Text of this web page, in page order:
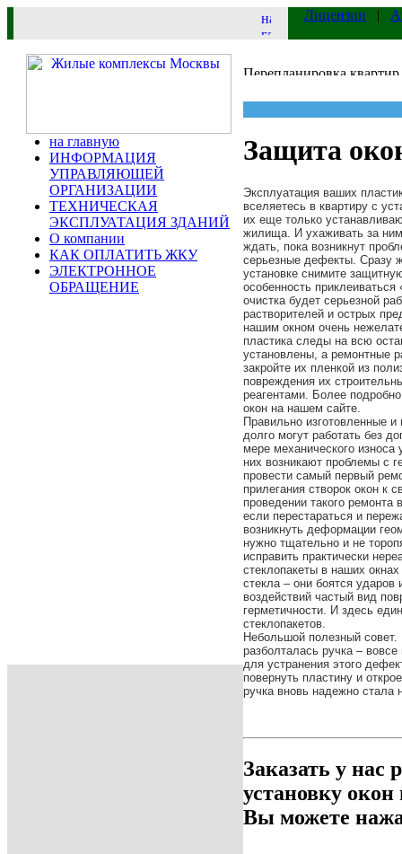
Лицензии |
на главную
ИНФОРМАЦИЯ
УПРАВЛЯЮЩЕЙ
ОРГАНИЗАЦИИ
ТЕХНИЧЕСКАЯ
ЭКСПЛУАТАЦИЯ ЗДАНИЙ
О компании
КАК ОПЛАТИТЬ ЖКУ
ЭЛЕКТРОННОЕ
ОБРАЩЕНИЕ
Защита
Эксплуатация ваших
вселяетесь в квартиру с
их еще только
жилища. И ухаживать за
ждать, пока возникнут
серьезные дефекты. Сразу
установке снимите
особенность
очистка будет серьезной
растворителей и острых
нашим окном очень
пластика следы на всю
установлены, а ремонтные
закройте их пленкой из
повреждения их
реагентами. Более
окон на нашем сайте.
Правильно изготовленные
долго могут работать без
мере механического износа
них возникают проблемы с
провести самый первый
прилегания створок окон к
проведении такого ремонта
если перестараться и
возникнуть деформации
нужно тщательно и не
исправить практически
стеклопакеты в наших
стекла – они боятся ударов
воздействий частый вид
герметичности. И здесь
стеклопакетов.
Небольшой полезный
разболталась ручка –
для устранения этого
повернуть пластину и
ручка вновь надежно стала
Заказать у нас
установку
Вы можете